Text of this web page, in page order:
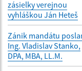
zásielky verejnou
vyhláškou Ján Heteš
Zánik mandátu
Ing. Vladislav Stanko,
DPA, MBA, LL.M.